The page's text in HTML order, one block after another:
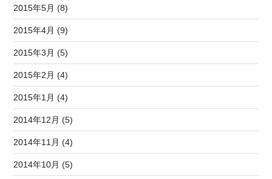
2015年5月 (8)
2015年4月 (9)
2015年3月 (5)
2015年2月 (4)
2015年1月 (4)
2014年12月 (5)
2014年11月 (4)
2014年10月 (5)